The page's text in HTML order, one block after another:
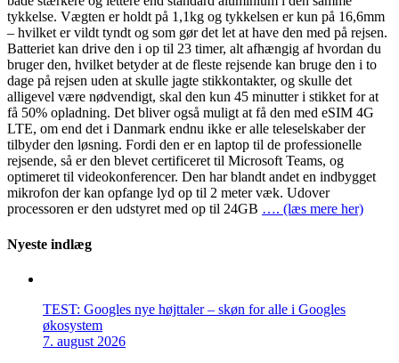
tykkelse. Vægten er holdt på 1,1kg og tykkelsen er kun på 16,6mm
– hvilket er vildt tyndt og som gør det let at have den med på rejsen.
Batteriet kan drive den i op til 23 timer, alt afhængig af hvordan du
bruger den, hvilket betyder at de fleste rejsende kan bruge den i to
dage på rejsen uden at skulle jagte stikkontakter, og skulle det
alligevel være nødvendigt, skal den kun 45 minutter i stikket for at
få 50% opladning. Det bliver også muligt at få den med eSIM 4G
LTE, om end det i Danmark endnu ikke er alle teleselskaber der
tilbyder den løsning. Fordi den er en laptop til de professionelle
rejsende, så er den blevet certificeret til Microsoft Teams, og
optimeret til videokonferencer. Den har blandt andet en indbygget
mikrofon der kan opfange lyd op til 2 meter væk. Udover
processoren er den udstyret med op til 24GB …. (læs mere her)
Nyeste indlæg
TEST: Googles nye højttaler – skøn for alle i Googles
økosystem
7. august 2026